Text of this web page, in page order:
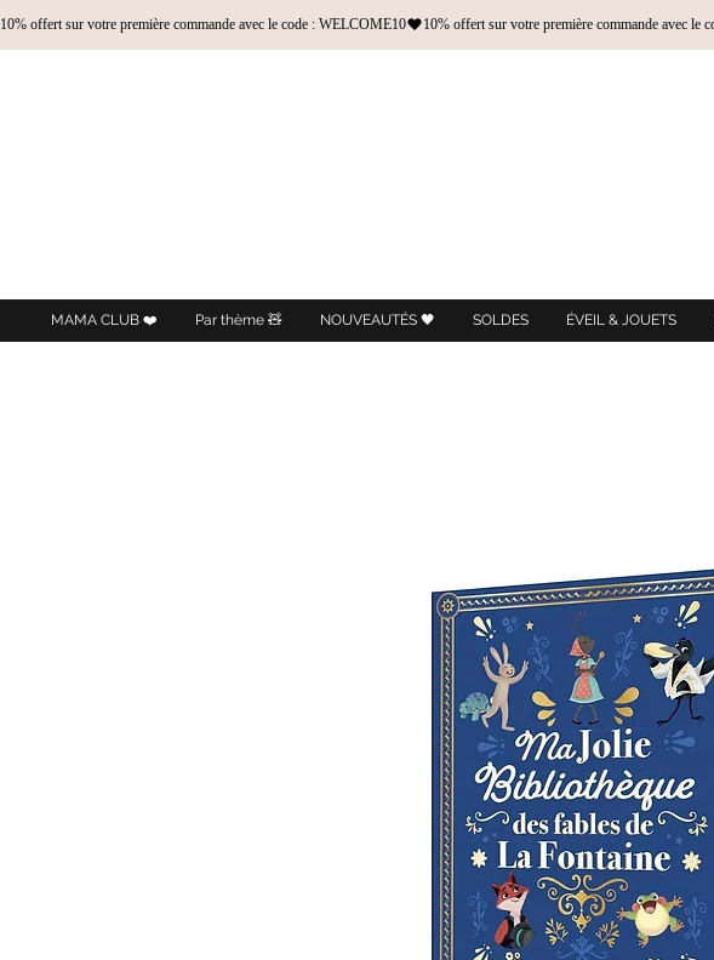
10% offert sur votre première commande avec le code : WELCOME10
MAMA CLUB ❤️ Par thème 🧸 NOUVEAUTÉS 🖤 SOLDES ÉVEIL & JOUETS